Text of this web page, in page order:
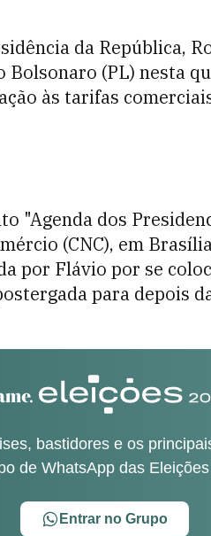
da República,
Bolsonaro (PL) nesta
às tarifas
"Agenda dos
(CNC), em
por Flávio por se
para depois
bastidores e os
de WhatsApp das
Entrar no Grupo